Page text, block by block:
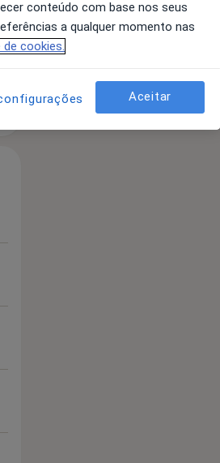
conteúdo com base nos seus
a qualquer momento nas
de cookies.
Aceitar